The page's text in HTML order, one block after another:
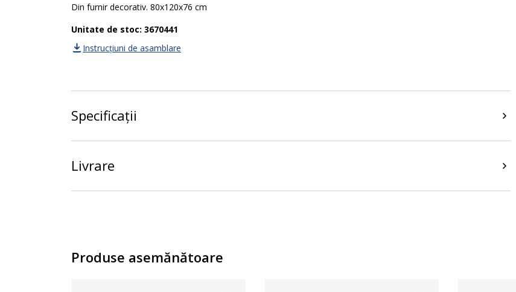
Din furnir decorativ. 80x120x76 cm
Unitate de stoc: 3670441
Instrucțiuni de asamblare
Specificații
Livrare
Produse asemănătoare